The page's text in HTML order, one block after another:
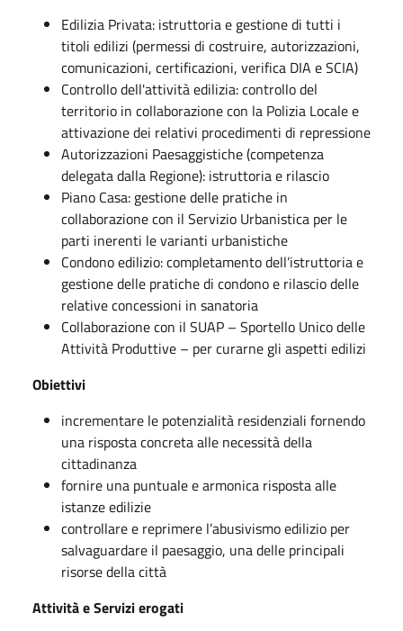
Edilizia Privata: istruttoria e gestione di tutti i
titoli edilizi (permessi di costruire, autorizzazioni,
comunicazioni, certificazioni, verifica DIA e SCIA)
Controllo dell'attività edilizia: controllo del
territorio in collaborazione con la Polizia Locale e
attivazione dei relativi procedimenti di repressione
Autorizzazioni Paesaggistiche (competenza
delegata dalla Regione): istruttoria e rilascio
Piano Casa: gestione delle pratiche in
collaborazione con il Servizio Urbanistica per le
parti inerenti le varianti urbanistiche
Condono edilizio: completamento dell’istruttoria e
gestione delle pratiche di condono e rilascio delle
relative concessioni in sanatoria
Collaborazione con il SUAP – Sportello Unico delle
Attività Produttive – per curarne gli aspetti edilizi
Obiettivi
incrementare le potenzialità residenziali fornendo
una risposta concreta alle necessità della
cittadinanza
fornire una puntuale e armonica risposta alle
istanze edilizie
controllare e reprimere l’abusivismo edilizio per
salvaguardare il paesaggio, una delle principali
risorse della città
Attività e Servizi erogati